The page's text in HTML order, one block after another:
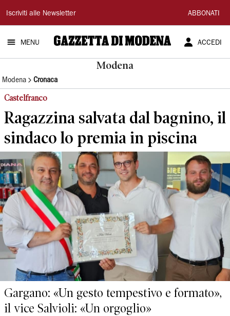
Gazzetta
di
Modena
Iscriviti alle Newsletter ABBONATI
MENU ACCEDI
Modena
Modena Cronaca
Castelfranco
Ragazzina salvata dal bagnino, il
sindaco lo premia in piscina
Gargano: «Un gesto tempestivo e formato»,
il vice Salvioli: «Un orgoglio»